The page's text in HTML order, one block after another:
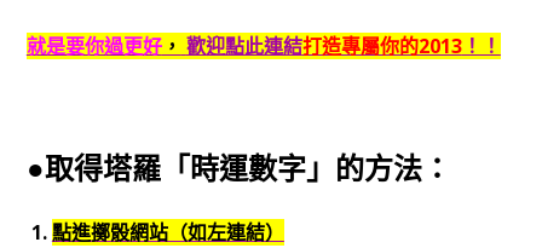
就是要你過更好， 歡迎點此連結打造專屬你的2013！！
●取得塔羅「時運數字」的方法：
1.點進擲骰網站（如左連結）